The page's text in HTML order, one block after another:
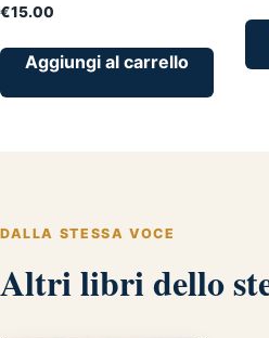
€15.00
Aggiungi al carrello
DALLA STESSA VOCE
Altri libri dello